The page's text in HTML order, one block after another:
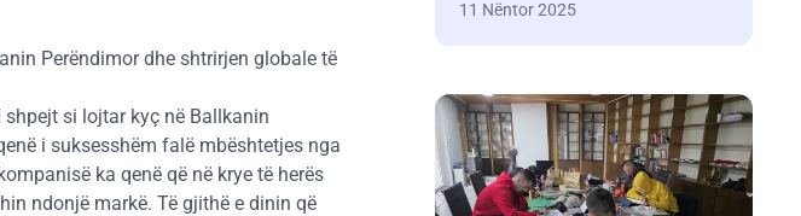
Perëndimor dhe shtrirjen globale të
shpejt si lojtar kyç në Ballkanin
i suksesshëm falë mbështetjes nga
ka qenë që në krye të herës
ndonjë markë. Të gjithë e dinin që
11 Nëntor 2025